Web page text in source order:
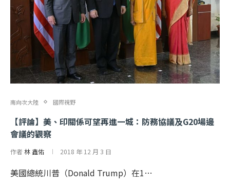
南向次大陸 國際視野
【評論】美、印關係可望再進一城：防務協議及G20場邊
會議的觀察
作者林 鑫佑 2018 年 12 月 3 日
美國總統川普（Donald Trump）在1…